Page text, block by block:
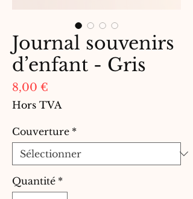
Journal souvenirs
d’enfant - Gris
8,00 €
Hors TVA
Couverture *
Quantité *